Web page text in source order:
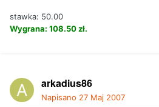
stawka: 50.00
Wygrana: 108.50 zł.
arkadius86
Napisano 27 Maj 2007